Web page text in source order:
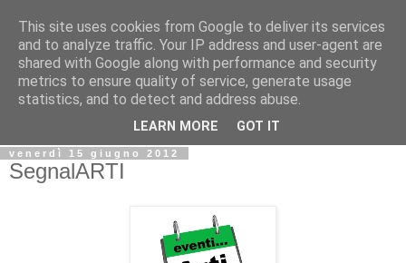
Biblio@rti in
Il Blog della Biblioteca di Area delle arti per condividere
informazioni iniziative incontri
venerdì 15 giugno 2012
SegnalARTI
This site uses cookies from Google to deliver its services
and to analyze traffic. Your IP address and user-agent are
shared with Google along with performance and security
metrics to ensure quality of service, generate usage
statistics, and to detect and address abuse.
LEARN MORE GOT IT